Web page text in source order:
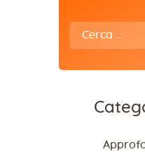
Ricerca
per: